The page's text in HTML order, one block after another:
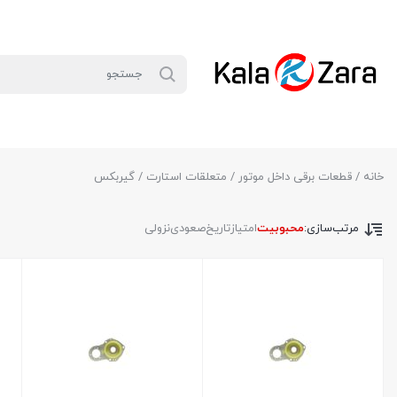
خانه / قطعات برقی داخل موتور / متعلقات استارت / گیربکس
مرتب‌سازی:محبوبیتامتیازتاریخصعودینزولی